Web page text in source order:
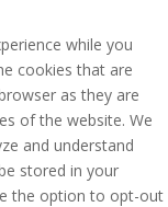
while you
cookies that are
as they are
of the website. We
and understand
stored in your
the option to opt-out